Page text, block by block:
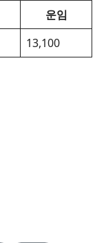
운임
13,100